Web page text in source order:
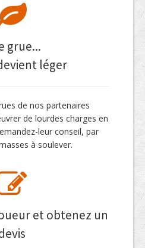
grue...
léger
de nos partenaires
de lourdes charges en
leur conseil, par
à soulever.
et obtenez un